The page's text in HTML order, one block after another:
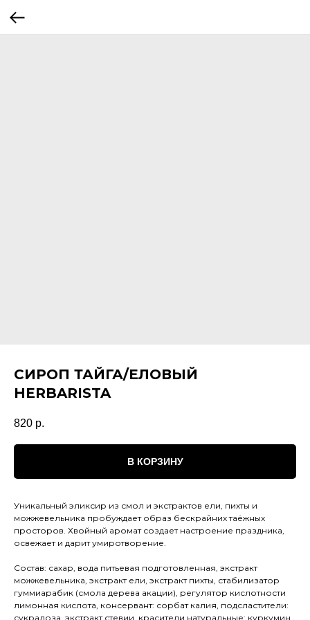
СИРОП ТАЙГА/ЕЛОВЫЙ
HERBARISTA
820 р.
В КОРЗИНУ
Уникальный эликсир из смол и экстрактов ели, пихты и
можжевельника пробуждает образ бескрайних таёжных
просторов. Хвойный аромат создает настроение праздника,
освежает и дарит умиротворение.
Состав: сахар, вода питьевая подготовленная, экстракт
можжевельника, экстракт ели, экстракт пихты, стабилизатор
гуммиарабик (смола дерева акации), регулятор кислотности
лимонная кислота, консервант: сорбат калия, подсластители:
сукралоза, экстракт стевии, красители натуральные: куркумин,